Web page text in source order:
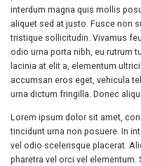
interdum magna quis mollis
aliquet sed at justo. Fusce non
tristique sollicitudin. Vivamus
odio urna porta nibh, eu rutrum
lacinia at elit a, elementum
accumsan eros eget, vehicula
urna dictum fringilla. Donec
Lorem ipsum dolor sit amet,
tincidunt urna non posuere. In
vel odio scelerisque placerat.
pharetra vel orci vel